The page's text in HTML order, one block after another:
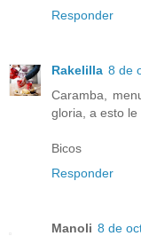
Responder
Rakelilla 8 de
Caramba,
gloria, a esto
Bicos
Responder
Manoli 8 de